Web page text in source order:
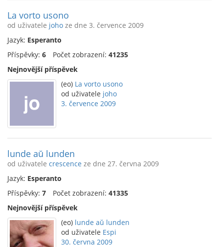
La vorto usono
od uživatele joho ze dne 3. července 2009
Jazyk: Esperanto
Příspěvky: 6 Počet zobrazení: 41235
Nejnovější příspěvek
(eo) La vorto usono
od uživatele joho
3. července 2009
lunde aŭ lunden
od uživatele crescence ze dne 27. června 2009
Jazyk: Esperanto
Příspěvky: 7 Počet zobrazení: 41335
Nejnovější příspěvek
(eo) lunde aŭ lunden
od uživatele Espi
30. června 2009